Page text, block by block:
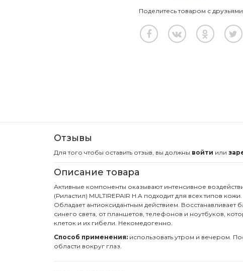
Поделитесь товаром с друзьями
Отзывы
Для того чтобы оставить отзыв, вы должны войти или
Описание товара
Активные компоненты оказывают интенсивное
(Риластил) MULTIREPAIR H.A подходит для всех типов
Обладает антиоксидантным действием.
синего света, от планшетов, телефонов и ноутбуков,
клеток и их гибели. Некомедогенно.
Способ применения: использовать утром и вечером.
области вокруг глаз.